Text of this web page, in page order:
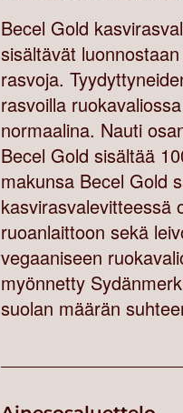
Becel Gold
sisältävät
rasvoja.
rasvoilla
normaalina. Nauti
Becel Gold sisältää
makunsa Becel Gold
kasvirasvalevitteessä
ruoanlaittoon sekä
vegaaniseen
myönnetty
suolan määrän